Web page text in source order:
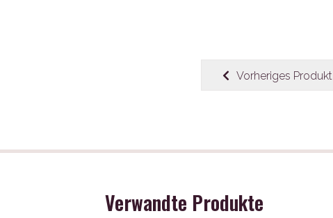
Vorheriges Produkt
Verwandte Produkte